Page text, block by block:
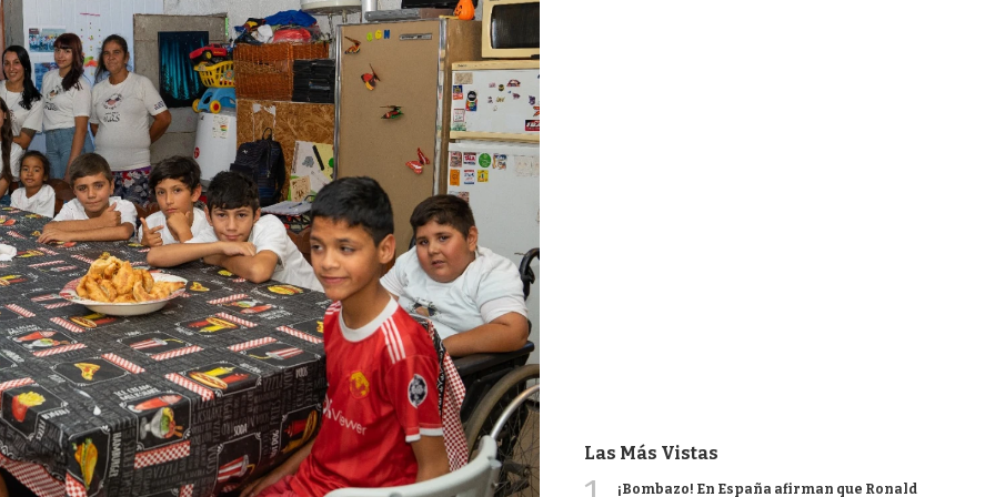
Las Más Vistas
¡Bombazo! En España afirman que Ronald